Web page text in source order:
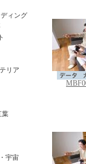
ィング
リア
葉
宇宙